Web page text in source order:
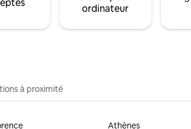
ordinateur
à proximité
Athènes